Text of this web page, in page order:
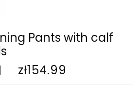
Pants with calf
zł154.99